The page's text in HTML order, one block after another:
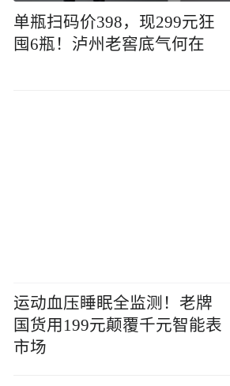
单瓶扫码价398，现299元狂
囤6瓶！泸州老窖底气何在
运动血压睡眠全监测！老牌
国货用199元颠覆千元智能表
市场